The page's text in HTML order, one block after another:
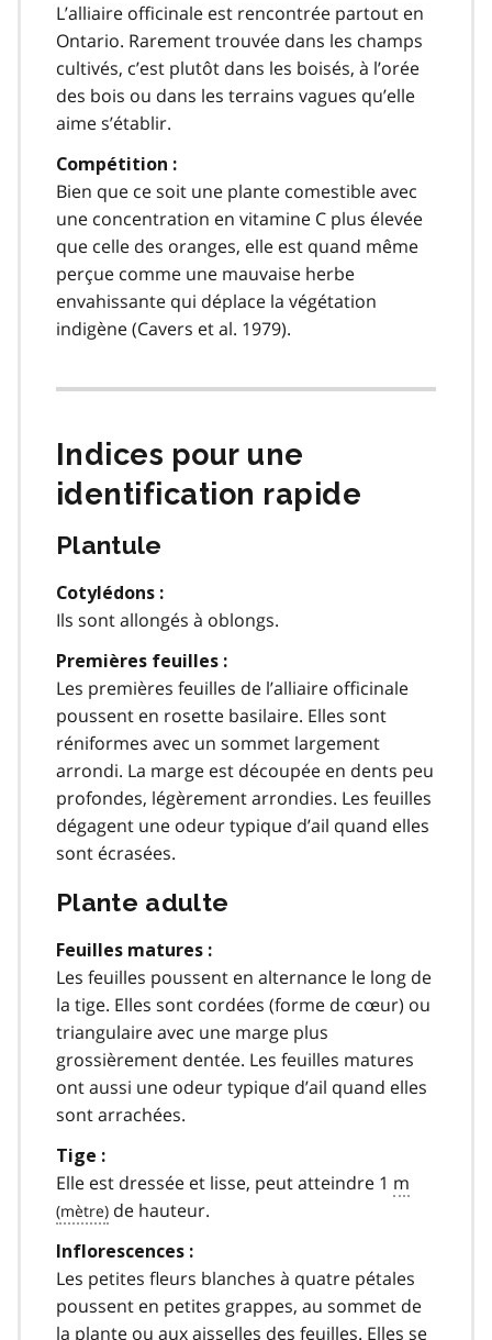
L’alliaire officinale est rencontrée partout en
Ontario. Rarement trouvée dans les champs
cultivés, c’est plutôt dans les boisés, à l’orée
des bois ou dans les terrains vagues qu’elle
aime s’établir.
Compétition :
Bien que ce soit une plante comestible avec
une concentration en vitamine C plus élevée
que celle des oranges, elle est quand même
perçue comme une mauvaise herbe
envahissante qui déplace la végétation
indigène (Cavers et al. 1979).
Indices pour une
identification rapide
Plantule
Cotylédons :
Ils sont allongés à oblongs.
Premières feuilles :
Les premières feuilles de l’alliaire officinale
poussent en rosette basilaire. Elles sont
réniformes avec un sommet largement
arrondi. La marge est découpée en dents peu
profondes, légèrement arrondies. Les feuilles
dégagent une odeur typique d’ail quand elles
sont écrasées.
Plante adulte
Feuilles matures :
Les feuilles poussent en alternance le long de
la tige. Elles sont cordées (forme de cœur) ou
triangulaire avec une marge plus
grossièrement dentée. Les feuilles matures
ont aussi une odeur typique d’ail quand elles
sont arrachées.
Tige :
Elle est dressée et lisse, peut atteindre 1 m
de hauteur.
Inflorescences :
Les petites fleurs blanches à quatre pétales
poussent en petites grappes, au sommet de
la plante ou aux aisselles des feuilles. Elles se